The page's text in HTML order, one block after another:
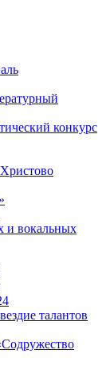
конкурс
и вокальных
талантов